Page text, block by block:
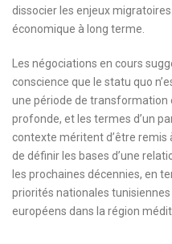
dissocier les enjeux
économique à long terme.
Les négociations en cours
conscience que le statu quo
une période de
profonde, et les termes d’un
contexte méritent d’être remis
de définir les bases d’une
les prochaines décennies, en
priorités nationales
européens dans la région